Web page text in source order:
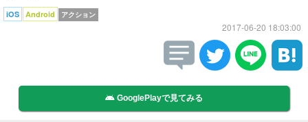
iOS Android アクション
2017-06-20 18:03:00
GooglePlayで見てみる